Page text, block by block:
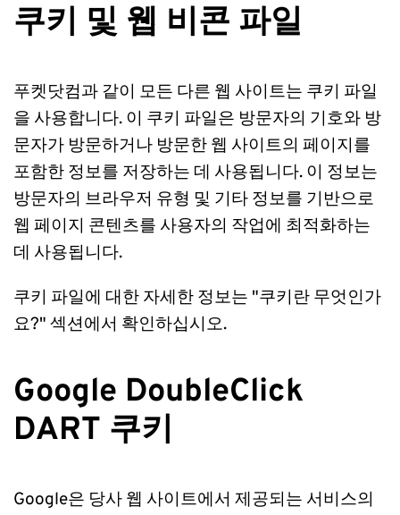
쿠키 및 웹 비콘 파일
푸켓닷컴과 같이 모든 다른 웹 사이트는 쿠키 파일
을 사용합니다. 이 쿠키 파일은 방문자의 기호와 방
문자가 방문하거나 방문한 웹 사이트의 페이지를
포함한 정보를 저장하는 데 사용됩니다. 이 정보는
방문자의 브라우저 유형 및 기타 정보를 기반으로
웹 페이지 콘텐츠를 사용자의 작업에 최적화하는
데 사용됩니다.
쿠키 파일에 대한 자세한 정보는 "쿠키란 무엇인가
요?" 섹션에서 확인하십시오.
Google DoubleClick
DART 쿠키
Google은 당사 웹 사이트에서 제공되는 서비스의